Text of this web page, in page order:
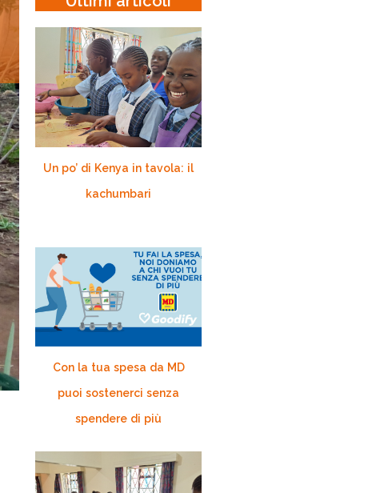
Un po’ di Kenya in tavola: il
kachumbari
Con la tua spesa da MD
puoi sostenerci senza
spendere di più